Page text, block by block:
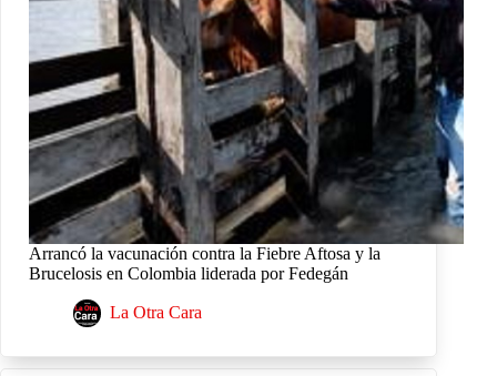
Arrancó la vacunación contra la Fiebre Aftosa y la
Brucelosis en Colombia liderada por Fedegán
La Otra Cara